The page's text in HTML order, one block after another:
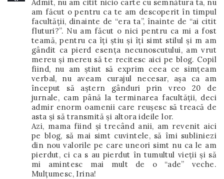
Admit, nu am citit nicio carte cu semnătura ta, nu
am făcut o pentru ca te am descoperit în timpul
facultății, dinainte de “era ta”, înainte de “ai citit
fluturi?”. Nu am făcut o nici pentru ca mi a fost
teamă, pentru ca îți știu și îți simt stilul și m am
gândit ca pierd esența necunoscutului, am vrut
mereu și mereu să te recitesc aici pe blog. Copil
fiind, nu am știut să exprim ceea ce simțeam
verbal, nu aveam curajul necesar, așa ca am
început să aștern gânduri prin vreo 20 de
jurnale, cam până la terminarea facultății, deci
admir enorm oamenii care reușesc să treacă de
asta și să transmită și altora ideile lor.
Azi, mama fiind și trecând anii, am revenit aici
pe blog, să mai simt cuvintele, să îmi subliniezi
din nou valorile pe care uneori simt nu ca le am
pierdut, ci ca s au pierdut în tumultul vieții și să
mi amintesc mai mult de o “ade” veche.
Mulțumesc, Irina!